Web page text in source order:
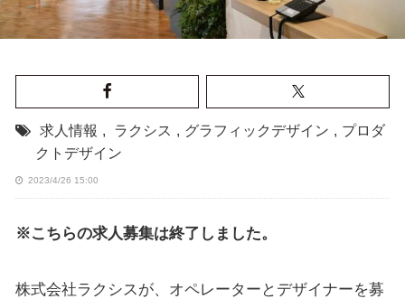
求人情報 , ラクシス , グラフィックデザイン , プロダ
クトデザイン
2023/4/26 15:00
※こちらの求人募集は終了しました。
株式会社ラクシスが、オペレーターとデザイナーを募